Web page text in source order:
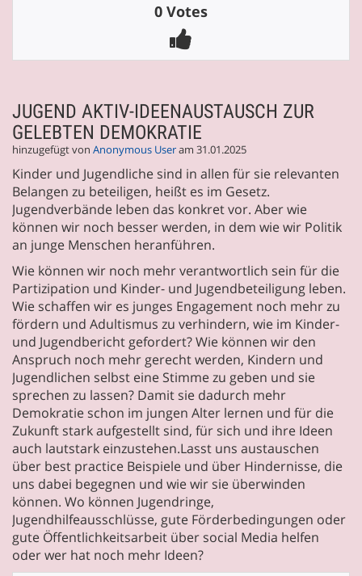
0 Votes
JUGEND AKTIV-IDEENAUSTAUSCH ZUR
GELEBTEN DEMOKRATIE
hinzugefügt von Anonymous Useram 31.01.2025
Kinder und Jugendliche sind in allen für sie relevanten
Belangen zu beteiligen, heißt es im Gesetz.
Jugendverbände leben das konkret vor. Aber wie
können wir noch besser werden, in dem wie wir Politik
an junge Menschen heranführen.
Wie können wir noch mehr verantwortlich sein für die
Partizipation und Kinder- und Jugendbeteiligung leben.
Wie schaffen wir es junges Engagement noch mehr zu
fördern und Adultismus zu verhindern, wie im Kinder-
und Jugendbericht gefordert? Wie können wir den
Anspruch noch mehr gerecht werden, Kindern und
Jugendlichen selbst eine Stimme zu geben und sie
sprechen zu lassen? Damit sie dadurch mehr
Demokratie schon im jungen Alter lernen und für die
Zukunft stark aufgestellt sind, für sich und ihre Ideen
auch lautstark einzustehen.Lasst uns austauschen
über best practice Beispiele und über Hindernisse, die
uns dabei begegnen und wie wir sie überwinden
können. Wo können Jugendringe,
Jugendhilfeausschlüsse, gute Förderbedingungen oder
gute Öffentlichkeitsarbeit über social Media helfen
oder wer hat noch mehr Ideen?